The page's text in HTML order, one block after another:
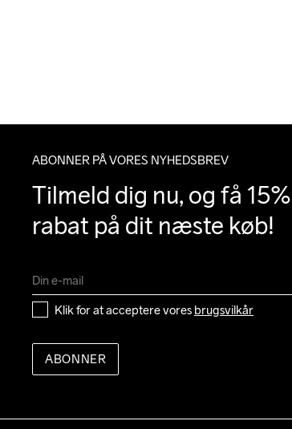
ABONNER PÅ VORES NYHEDSBREV
Tilmeld dig nu, og få 15%
rabat på dit næste køb!
Klik for at acceptere vores brugsvilkår
ABONNER